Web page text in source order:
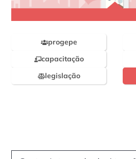
progepe
capacitação
legislação